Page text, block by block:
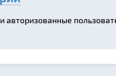
авторизованные